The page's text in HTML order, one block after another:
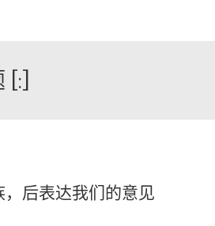
后表达我们的意见